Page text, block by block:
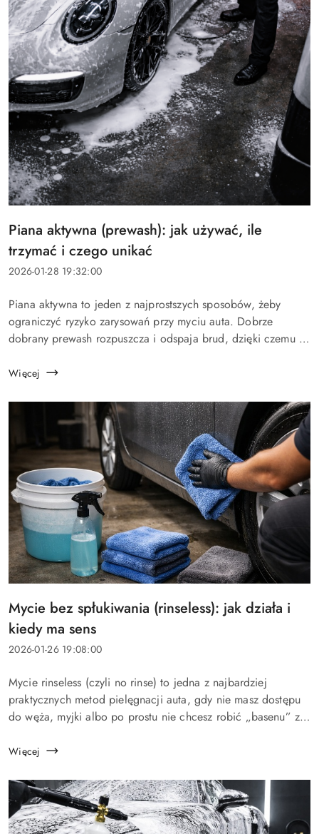
Tytuł
artykułu:
Piana aktywna (prewash): jak używać, ile
trzymać i czego unikać
Data
2026-01-28 19:32:00
Treść
artykułu:
Piana aktywna to jeden z najprostszych sposobów, żeby
ograniczyć ryzyko zarysowań przy myciu auta. Dobrze
dobrany prewash rozpuszcza i odspaja brud, dzięki czemu w
po lakierze....
Więcej
Tytuł
artykułu:
Mycie bez spłukiwania (rinseless): jak działa i
kiedy ma sens
Data
2026-01-26 19:08:00
Treść
artykułu:
Mycie rinseless (czyli no rinse) to jedna z najbardziej
praktycznych metod pielęgnacji auta, gdy nie masz dostępu
do węża, myjki albo po prostu nie chcesz robić „basenu” z
spłukiwania potrafi być b...
Więcej